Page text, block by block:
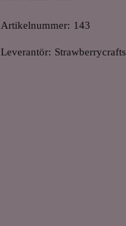
Artikelnummer: 143
Leverantör: Strawberrycrafts